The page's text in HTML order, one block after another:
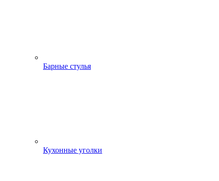
Барные стулья
Кухонные уголки